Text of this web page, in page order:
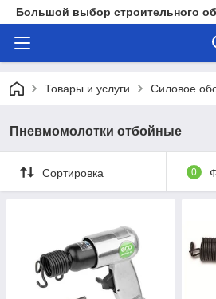
Большой выбор строительного
Товары и услуги Силовое
Пневмомолотки отбойные
Сортировка 0